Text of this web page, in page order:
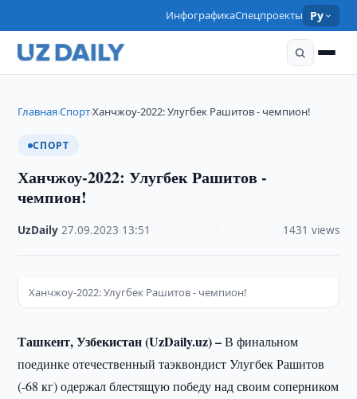
ИнфографикаСпецпроекты Ру
Главная›Спорт›Ханчжоу-2022: Улугбек Рашитов - чемпион!
СПОРТ
Ханчжоу-2022: Улугбек Рашитов -
чемпион!
UzDaily ·27.09.2023 13:51 1431 views
Ханчжоу-2022: Улугбек Рашитов - чемпион!
Ташкент, Узбекистан (UzDaily.uz) –В финальном
поединке отечественный таэквондист Улугбек Рашитов
(-68 кг) одержал блестящую победу над своим соперником